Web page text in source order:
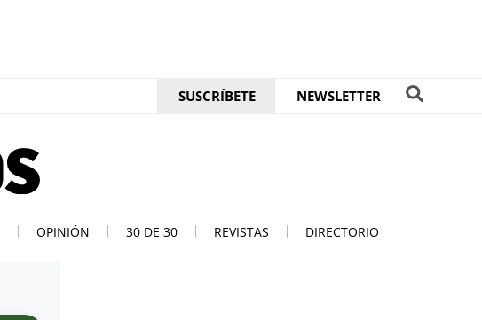
SUSCRÍBETE NEWSLETTER
OPINIÓN 30 DE 30 REVISTAS DIRECTORIO